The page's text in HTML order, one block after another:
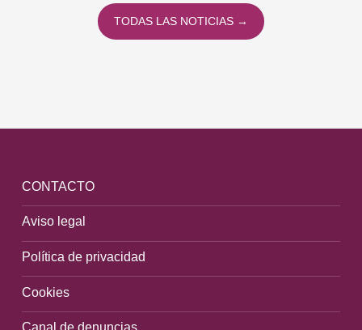
TODAS LAS NOTICIAS →
CONTACTO
Aviso legal
Política de privacidad
Cookies
Canal de denuncias